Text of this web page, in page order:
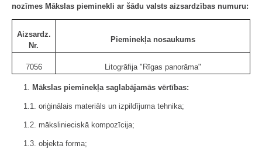
nozīmes Mākslas pieminekli ar šādu valsts aizsardzības numuru:
Aizsardz.
Nr.
Pieminekļa nosaukums
7056 Litogrāfija "Rīgas panorāma"
1. Mākslas pieminekļa saglabājamās vērtības:
1.1. oriģinālais materiāls un izpildījuma tehnika;
1.2. mākslinieciskā kompozīcija;
1.3. objekta forma;